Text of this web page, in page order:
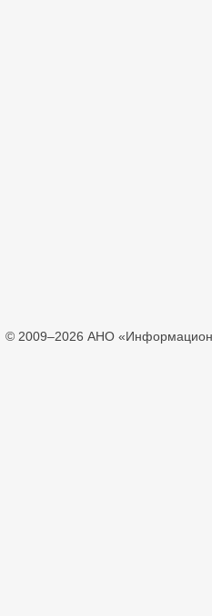
© 2009–2026 АНО